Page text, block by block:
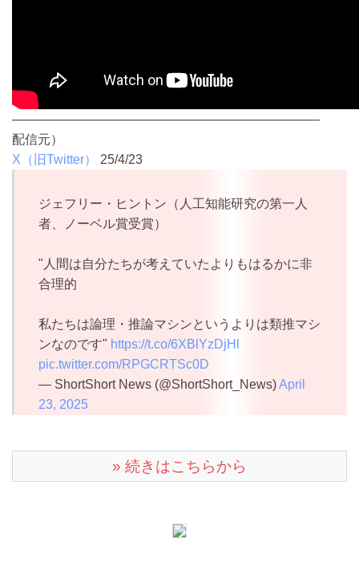
————————————————————————
配信元）
X（旧Twitter）
25/4/23
ジェフリー・ヒントン（人工知能研究の第一人
者、ノーベル賞受賞）
"人間は自分たちが考えていたよりもはるかに非
合理的
私たちは論理・推論マシンというよりは類推マシ
ンなのです" https://t.co/6XBlYzDjHl
pic.twitter.com/RPGCRTSc0D
— ShortShort News (@ShortShort_News)April
23, 2025
» 続きはこちらから